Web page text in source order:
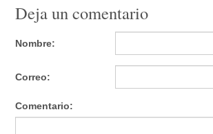
Deja un comentario
Nombre:
Correo:
Comentario: